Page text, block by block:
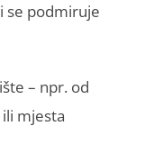
se podmiruje
– npr. od
mjesta